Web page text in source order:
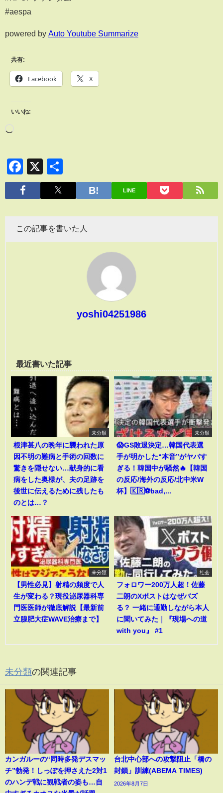
#aespa
powered by Auto Youtube Summarize
共有:
Facebook X
いいね:
Facebook
X
有
LINE
この記事を書いた人
yoshi04251986
最近書いた記事
未分類
根津甚八の晩年に襲われた原
因不明の難病と手術の回数に
驚きを隠せない…献身的に看
病をした奥様が、夫の足跡を
後世に伝えるために残したも
のとは…？
未分類
😱GS敗退決定…韓国代表選
手が明かした“本音”がヤバす
ぎる！韓国中が騒然🔥【韓国
の反応/海外の反応/北中米W
杯】🇰🇷⚽bad,...
未分類
【男性必見】射精の頻度で人
生が変わる？現役泌尿器科専
門医医師が徹底解説【最新前
立腺肥大症WAVE治療まで】
社会
フォロワー200万人超！佐藤
二朗のXポストはなぜバズ
る？ 一緒に通勤しながら本人
に聞いてみた｜『現場への道
with you』 #1
未分類の関連記事
カンガルーの“同時多発デスマッ
チ”勃発！しっぽを押さえた2対1
のハンデ戦に観戦者の姿も…自
台北中心部への攻撃阻止「橋の
封鎖」訓練(ABEMA TIMES)
2026年8月7日